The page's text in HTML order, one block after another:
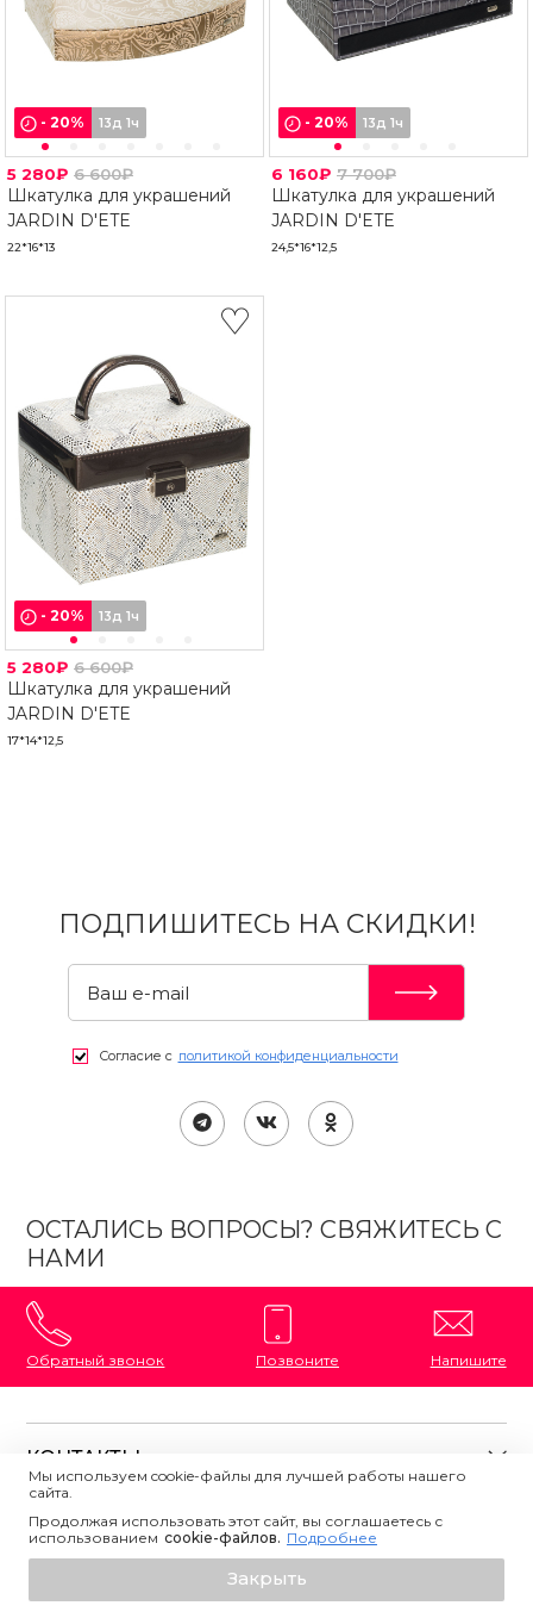
- 20% 13д 1ч
5 280₽ 6 600₽
Шкатулка для украшений
JARDIN D'ETE
22*16*13
- 20% 13д 1ч
6 160₽ 7 700₽
Шкатулка для украшений
JARDIN D'ETE
24,5*16*12,5
- 20% 13д 1ч
5 280₽ 6 600₽
Шкатулка для украшений
JARDIN D'ETE
17*14*12,5
ПОДПИШИТЕСЬ НА СКИДКИ!
Согласие с политикой конфиденциальности
ОСТАЛИСЬ ВОПРОСЫ? СВЯЖИТЕСЬ С
НАМИ
Обратный звонок Позвоните Напишите
КОНТАКТЫ
8 (800) 333-87-72
Напишите нам
ПОЛЕЗНАЯ ИНФОРМАЦИЯ
О магазине
Политика конфиденциальности
Мы используем cookie-файлы для лучшей работы нашего
сайта.
Продолжая использовать этот сайт, вы соглашаетесь с
использованием сookie-файлов. Подробнее
Закрыть